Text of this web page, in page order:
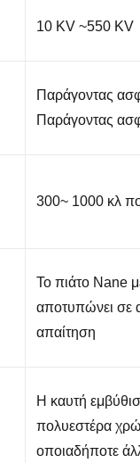
10 KV ~550 KV
Παράγοντας
Παράγοντας
300~ 1000 κλ
Το πιάτο Nane
αποτυπώνει σε
απαίτηση
Η καυτή
πολυεστέρα
οποιαδήποτε